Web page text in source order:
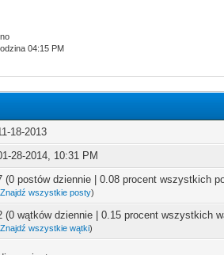
04:15 PM
18-2013
28-2014, 10:31 PM
(0 postów dziennie | 0.08 procent wszystkich
Znajdź wszystkie posty)
(0 wątków dziennie | 0.15 procent wszystkich
Znajdź wszystkie wątki)